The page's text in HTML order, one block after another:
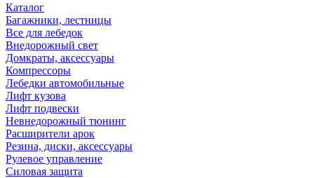
Каталог
Багажники, лестницы
Все для лебедок
Внедорожный свет
Домкраты, аксессуары
Компрессоры
Лебедки автомобильные
Лифт кузова
Лифт подвески
Невнедорожный тюнинг
Расширители арок
Резина, диски, аксессуары
Рулевое управление
Силовая защита